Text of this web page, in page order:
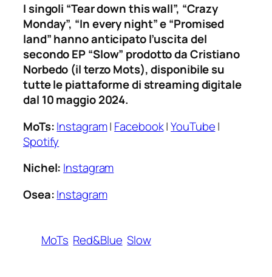
I singoli “Tear down this wall”, “Crazy
Monday”, “In every night” e “Promised
land” hanno anticipato l’uscita del
secondo EP “Slow” prodotto da Cristiano
Norbedo (il terzo Mots), disponibile su
tutte le piattaforme di streaming digitale
dal 10 maggio 2024.
MoTs:Instagram| Facebook|YouTube|
Spotify
Nichel: Instagram
Osea:Instagram
MoTs Red&Blue Slow